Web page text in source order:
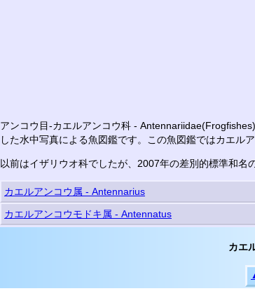
アンコウ目-カエルアンコウ科 -
した水中写真による魚図鑑です。この魚図鑑ではカエル
以前はイザリウオ科でしたが、2007年の差別的標準和名
カエルアンコウ属 - Antennarius
カエルアンコウモドキ属 - Antennatus
カエ